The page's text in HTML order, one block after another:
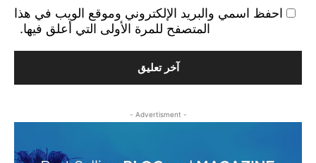
احفظ اسمي والبريد الإلكتروني وموقع الويب في هذا
المتصفح للمرة الأولى التي أعلق فيها.
- Advertisment -